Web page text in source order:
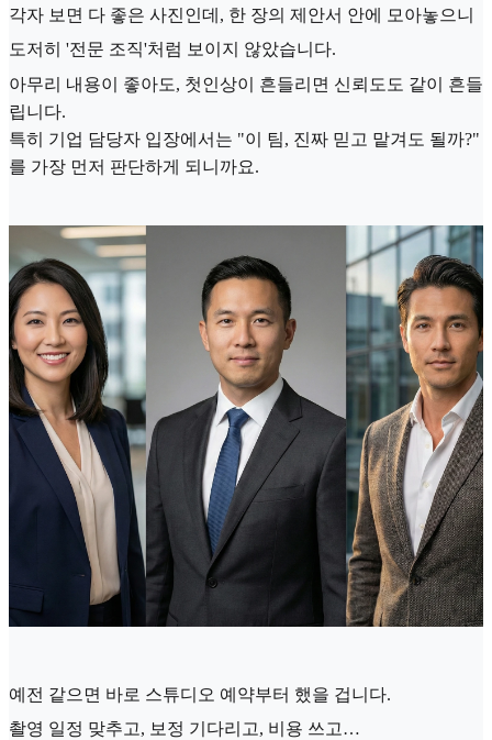
각자 보면 다 좋은 사진인데, 한 장의 제안서 안에 모아놓으니
도저히 '전문 조직'처럼 보이지 않았습니다.
아무리 내용이 좋아도, 첫인상이 흔들리면 신뢰도도 같이 흔들
립니다.
특히 기업 담당자 입장에서는 "이 팀, 진짜 믿고 맡겨도 될까?"
를 가장 먼저 판단하게 되니까요.
예전 같으면 바로 스튜디오 예약부터 했을 겁니다.
촬영 일정 맞추고, 보정 기다리고, 비용 쓰고…